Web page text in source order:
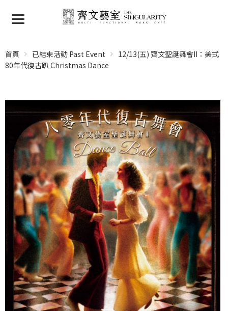
首頁 已結束活動 Past Event
12/13(五) 齊文聖誕舞會II：美式
80年代復古趴 Christmas Dance